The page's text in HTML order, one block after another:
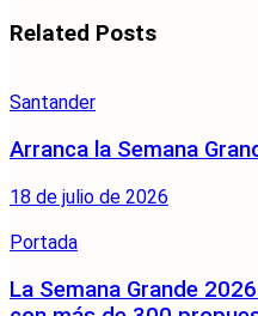
Related Posts
Santander
Arranca la Semana
18 de julio de 2026
Portada
La Semana Grande